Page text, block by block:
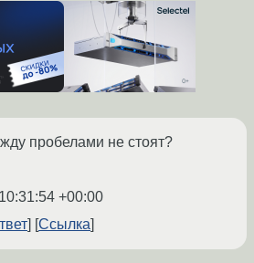
пробелами не стоят?
+00:00
Ссылка